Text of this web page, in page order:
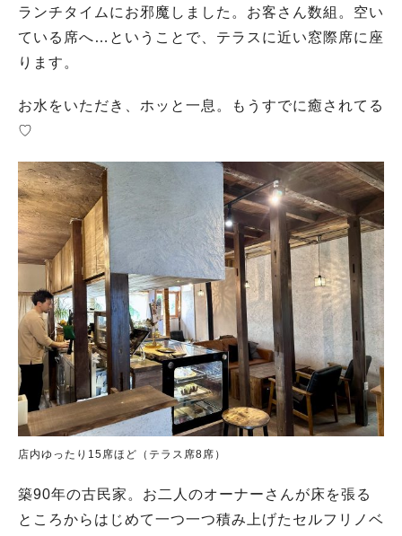
ランチタイムにお邪魔しました。お客さん数組。空い
ている席へ…ということで、テラスに近い窓際席に座
ります。
お水をいただき、ホッと一息。もうすでに癒されてる
♡
店内ゆったり15席ほど（テラス席8席）
築90年の古民家。お二人のオーナーさんが床を張る
ところからはじめて一つ一つ積み上げたセルフリノベ